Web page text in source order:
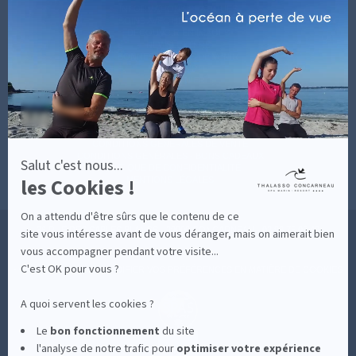
-
savoir
plus
sur
Axeptio
Salut c'est nous...
les Cookies !
On a attendu d'être sûrs que le contenu de ce
site vous intéresse avant de vous déranger, mais on aimerait bien
vous accompagner pendant votre visite...
C'est OK pour vous ?
A quoi servent les cookies ?
Le bon fonctionnement du site
l'analyse de notre trafic pour optimiservotre expérience
SOINS AVEC HÉBERGEMENT
BONNES RAISONS DE VENIR
MON COMPTE
MON PANIER
ACCÈS
CONTACT
MESURES D'HYGIÈNE
POLITIQUE DE CONFIDENTIALITÉ
MENTIONS LÉGALES
36 RUE DES SABLES BLANCS - 29900 CONCARNEAU - 02 98 75 05 40
CLIQUEZ-ICI POUR MODIFIER VOS PRÉFÉRENCES EN MATIÈRE DE COOKIES